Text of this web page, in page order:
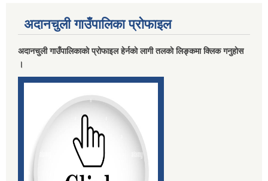
अदानचुली गाउँपालिका प्राेफाइल
अदानचुली गाउँपालिकाकाे प्राेफाइल हेर्नकाे लागी तलकाे लिङ्कमा क्लिक गनुहाेस
।